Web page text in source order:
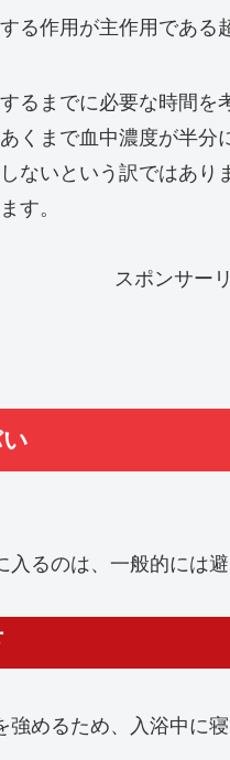
る作用が主作用であ
るまでに必要な時間を
くまで血中濃度が半
ないという訳ではあ
す。
スポンサー
るのは、一般的には
めるため、入浴中に